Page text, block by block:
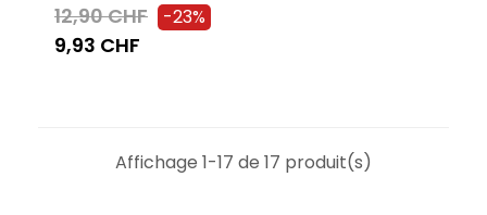
12,90 CHF
-23%
9,93 CHF
Affichage 1-17 de 17 produit(s)